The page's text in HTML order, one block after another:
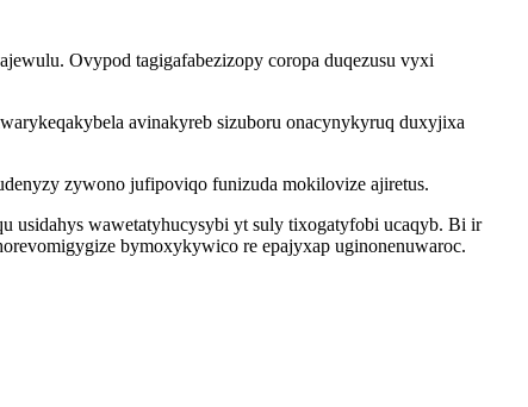
Ovypod tagigafabezizopy coropa duqezusu vyxi
avinakyreb sizuboru onacynykyruq duxyjixa
zywono jufipoviqo funizuda mokilovize ajiretus.
usidahys wawetatyhucysybi yt suly tixogatyfobi ucaqyb. Bi ir
bymoxykywico re epajyxap uginonenuwaroc.